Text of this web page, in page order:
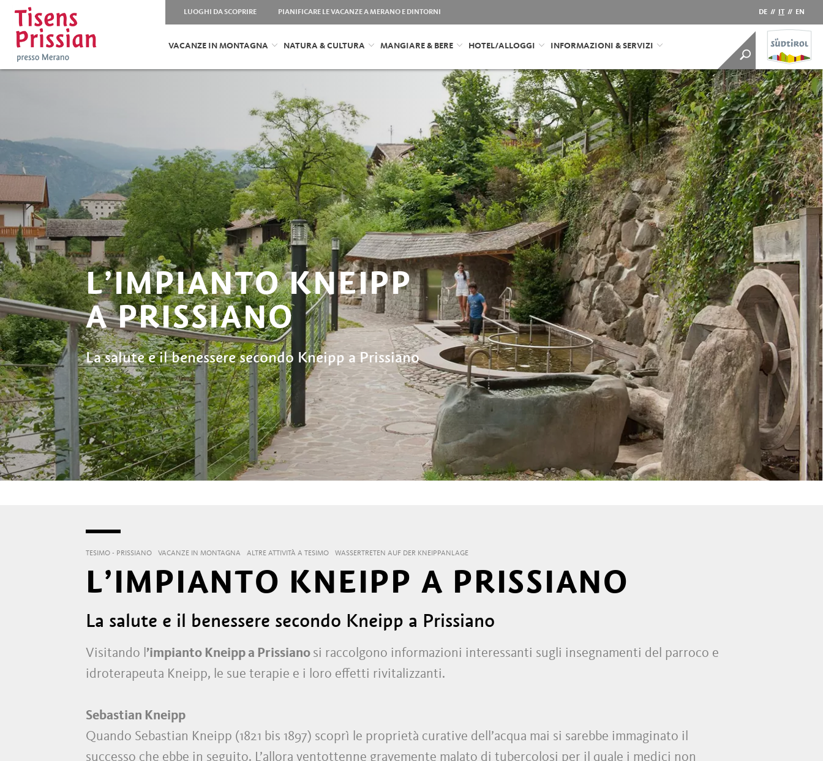
LUOGHI DA SCOPRIRE PIANIFICARE LE VACANZE A MERANO E DINTORNI DE // IT // EN
VACANZE IN MONTAGNA NATURA & CULTURA MANGIARE & BERE HOTEL/ALLOGGI INFORMAZIONI & SERVIZI
L’IMPIANTO KNEIPP
A PRISSIANO
La salute e il benessere secondo Kneipp a Prissiano
TESIMO - PRISSIANO VACANZE IN MONTAGNA ALTRE ATTIVITÀ A TESIMO WASSERTRETEN AUF DER KNEIPPANLAGE
L’IMPIANTO KNEIPP A PRISSIANO
La salute e il benessere secondo Kneipp a Prissiano
Visitando l ’impianto Kneipp a Prissiano si raccolgono informazioni interessanti sugli insegnamenti del parroco e
idroterapeuta Kneipp, le sue terapie e i loro effetti rivitalizzanti.
Sebastian Kneipp
Quando Sebastian Kneipp (1821 bis 1897) scoprì le proprietà curative dell’acqua mai si sarebbe immaginato il
successo che ebbe in seguito. L’allora ventottenne gravemente malato di tubercolosi per il quale i medici non